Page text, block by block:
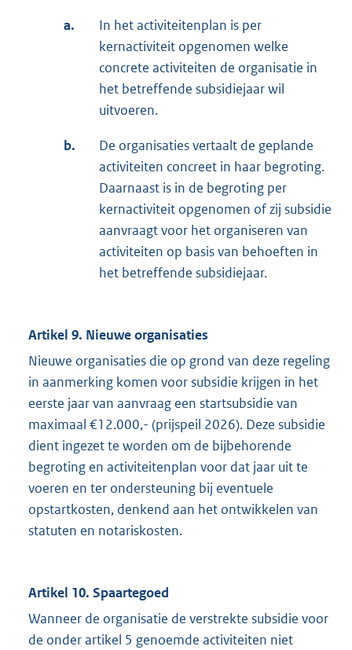
a.
In het activiteitenplan is per
kernactiviteit opgenomen welke
concrete activiteiten de organisatie in
het betreffende subsidiejaar wil
uitvoeren.
b.
De organisaties vertaalt de geplande
activiteiten concreet in haar begroting.
Daarnaast is in de begroting per
kernactiviteit opgenomen of zij subsidie
aanvraagt voor het organiseren van
activiteiten op basis van behoeften in
het betreffende subsidiejaar.
Artikel 9. Nieuwe organisaties
Nieuwe organisaties die op grond van deze regeling
in aanmerking komen voor subsidie krijgen in het
eerste jaar van aanvraag een startsubsidie van
maximaal €12.000,- (prijspeil 2026). Deze subsidie
dient ingezet te worden om de bijbehorende
begroting en activiteitenplan voor dat jaar uit te
voeren en ter ondersteuning bij eventuele
opstartkosten, denkend aan het ontwikkelen van
statuten en notariskosten.
Artikel 10. Spaartegoed
Wanneer de organisatie de verstrekte subsidie voor
de onder artikel 5 genoemde activiteiten niet